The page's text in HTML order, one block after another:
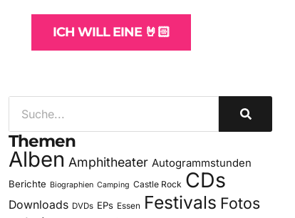
ICH WILL EINE 🤘🏻
Themen
Alben Amphitheater Autogrammstunden
Berichte Biographien Camping Castle Rock CDs
Downloads DVDs EPs Essen Festivals Fotos